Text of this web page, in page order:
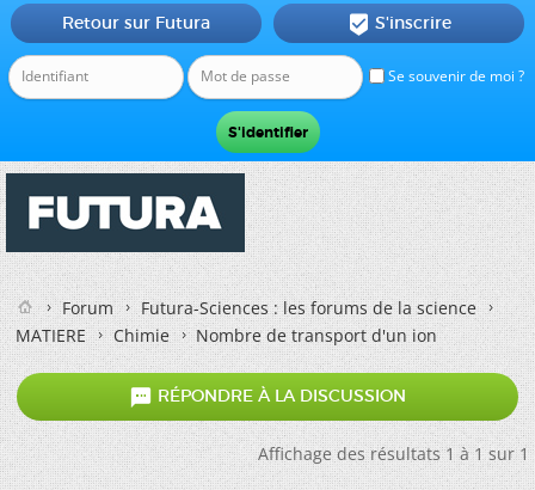
Se souvenir de moi ?
Retour sur Futura  S'inscrire
Forum
Futura-Sciences : les forums de la science
MATIERE
Chimie Nombre de transport d'un ion
 RÉPONDRE À LA DISCUSSION
Affichage des résultats 1 à 1 sur 1